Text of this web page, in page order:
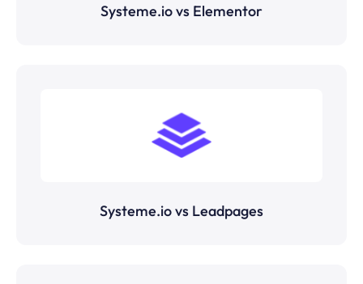
Systeme.io vs Elementor
Systeme.io vs Leadpages